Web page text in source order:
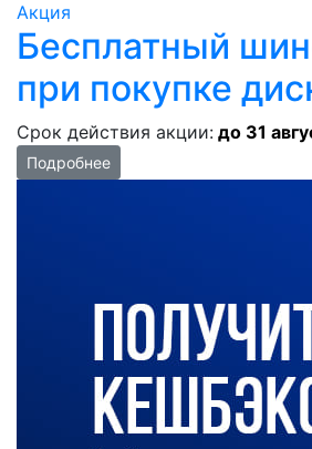
Акция
Бесплатный
при покупке
Срок действия акции: до 31
Подробнее